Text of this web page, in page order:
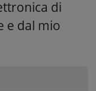
di
e dal mio